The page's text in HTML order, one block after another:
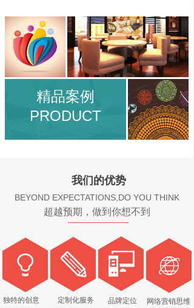
精品案例
PRODUCT
我们的优势
BEYOND EXPECTATIONS,DO YOU THINK
超越预期，做到你想不到
独特的创意 定制化服务 品牌定位 网络营销思维